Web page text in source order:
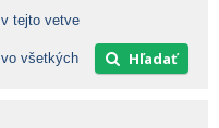
v tejto vetve
vo všetkých Hľadať